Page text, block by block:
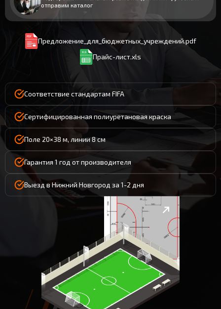
отправим каталог
Предложение_для_бюджетных_учреждений.pdf
Прайс-лист.xls
Соответствие стандартам FIFA
Сертифицированная полиуретановая краска
Поле 20×38 м, линии 8 см
Гарантия 1 год от производителя
Выезд в Нижний Новгород за 1-2 дня